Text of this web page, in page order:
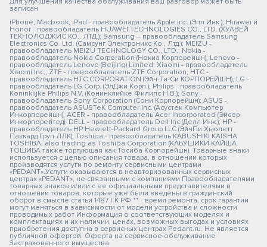
записан
iPhone, Macbook, iPad - правообладатель Apple Inc. (Эпл Инк.); Huawei и
Honor - правообладатель HUAWEI TECHNOLOGIES CO., LTD. (ХУАВЕЙ
ТЕКНОЛОДЖИС КО., ЛТД.); Samsung – правообладатель Samsung
Electronics Co. Ltd. (Самсунг Электроникс Ко., Лтд.); MEIZU -
правообладатель MEIZU TECHNOLOGY CO., LTD.; Nokia -
правообладатель Nokia Corporation (Нокиа Корпорейшн); Lenovo -
правообладатель Lenovo (Beijing) Limited; Xiaomi - правообладатель
Xiaomi Inc.; ZTE - правообладатель ZTE Corporation; HTC -
правообладатель HTC CORPORATION (Эйч-Ти-Си КОРПОРЕЙШН); LG -
правообладатель LG Corp. (ЭлДжи Корп.); Philips - правообладатель
Koninklijke Philips N.V. (Конинклийке Филипс Н.В.); Sony -
правообладатель Sony Corporation (Сони Корпорейшн); ASUS -
правообладатель ASUSTeK Computer Inc. (Асустек Компьютер
Инкорпорейшн); ACER - правообладатель Acer Incorporated (Эйсер
Инкорпорейтед); DELL - правообладатель Dell Inc.(Делл Инк.); HP -
правообладатель HP Hewlett-Packard Group LLC (ЭйчПи Хьюлетт
Паккард Груп ЛЛК); Toshiba - правообладатель KABUSHIKI KAISHA
TOSHIBA, also trading as Toshiba Corporation (КАБУШИКИ КАЙША
ТОШИБА также торгующая как Тосиба Корпорейшн). Товарные знаки
используется с целью описания товара, в отношении которых
производятся услуги по ремонту сервисными центрами
«PEDANT».Услуги оказываются в неавторизованных сервисных
центрах «PEDANT», не связанными с компаниями Правообладателями
товарных знаков и/или с ее официальными представителями в
отношении товаров, которые уже были введены в гражданский
оборот в смысле статьи 1487 ГК РФ ** - время ремонта, срок гарантии
могут меняться в зависимости от модели устройства и сложности
проводимых работ Информация о соответствующих моделях и
комплектациях и их наличии, ценах, возможных выгодах и условиях
приобретения доступна в сервисных центрах Pedant.ru. Не является
публичной офертой. Оферта на сервисное обслуживание
Застрахованного имущества